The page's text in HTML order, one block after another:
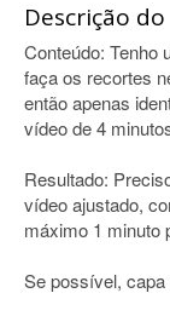
Descrição
Conteúdo: Tenho
faça os recortes
então apenas
vídeo de 4
Resultado:
vídeo ajustado,
máximo 1 minuto
Se possível, capa